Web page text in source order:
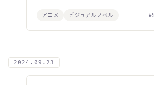
アニメ ビジュアルノベル
2024.09.23